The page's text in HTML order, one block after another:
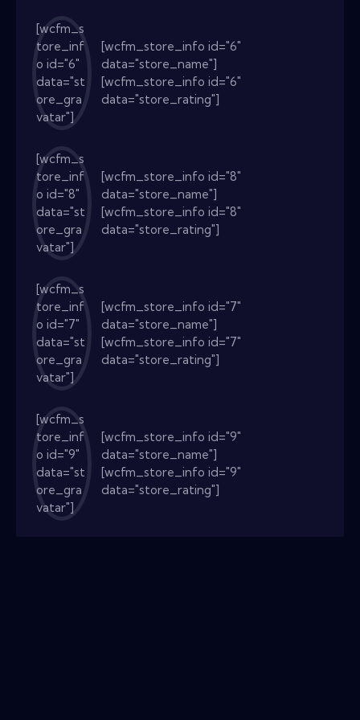
[wcfm_s
tore_inf
o id="6"
data="st
ore_gra
vatar"]
[wcfm_store_info id="6"
data="store_name"]
[wcfm_store_info id="6"
data="store_rating"]
[wcfm_s
tore_inf
o id="8"
data="st
ore_gra
vatar"]
[wcfm_store_info id="8"
data="store_name"]
[wcfm_store_info id="8"
data="store_rating"]
[wcfm_s
tore_inf
o id="7"
data="st
ore_gra
vatar"]
[wcfm_store_info id="7"
data="store_name"]
[wcfm_store_info id="7"
data="store_rating"]
[wcfm_s
tore_inf
o id="9"
data="st
ore_gra
vatar"]
[wcfm_store_info id="9"
data="store_name"]
[wcfm_store_info id="9"
data="store_rating"]